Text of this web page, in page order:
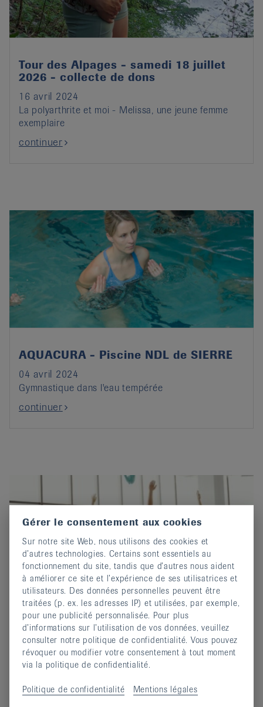
Tour des Alpages - samedi 18 juillet
2026 - collecte de dons
16 avril 2024
La polyarthrite et moi - Melissa, une jeune femme
exemplaire
continuer
AQUACURA - Piscine NDL de SIERRE
04 avril 2024
Gymnastique dans l'eau tempérée
continuer
YOGA - à Vissoie
24 mars 2024
Mobilité, souplesse, respiration et relaxation
continuer
Gérer le consentement aux cookies
Sur notre site Web, nous utilisons des cookies et
d’autres technologies. Certains sont essentiels au
fonctionnement du site, tandis que d’autres nous aident
à améliorer ce site et l’expérience de ses utilisatrices et
utilisateurs. Des données personnelles peuvent être
traitées (p. ex. les adresses IP) et utilisées, par exemple,
pour une publicité personnalisée. Pour plus
d’informations sur l’utilisation de vos données, veuillez
consulter notre politique de confidentialité. Vous pouvez
révoquer ou modifier votre consentement à tout moment
via la politique de confidentialité.
Politique de confidentialité Mentions légales